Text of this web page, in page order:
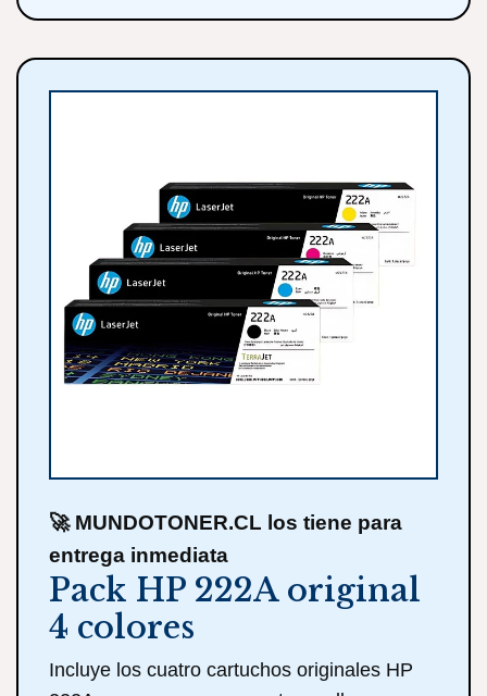
🚀 MUNDOTONER.CL los tiene para
entrega inmediata
Pack HP 222A original
4 colores
Incluye los cuatro cartuchos originales HP